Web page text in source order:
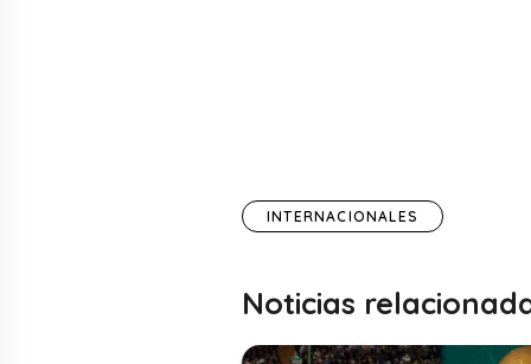
INTERNACIONALES
Noticias